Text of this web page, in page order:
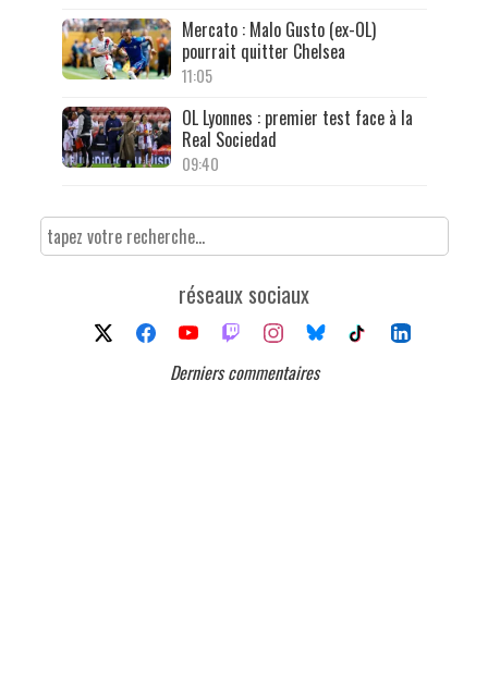
Mercato : Malo Gusto (ex-OL)
pourrait quitter Chelsea
11:05
OL Lyonnes : premier test face à la
Real Sociedad
09:40
réseaux sociaux
Derniers commentaires